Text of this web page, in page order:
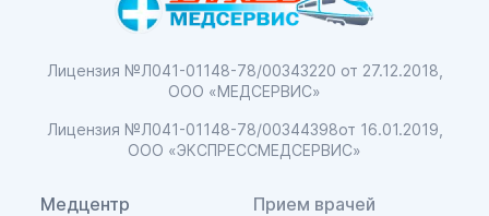
Лицензия №Л041-01148-78/00343220 от 27.12.2018,
ООО «МЕДСЕРВИС»
Лицензия №Л041-01148-78/00344398от 16.01.2019,
ООО «ЭКСПРЕССМЕДСЕРВИС»
Медцентр
Прием врачей